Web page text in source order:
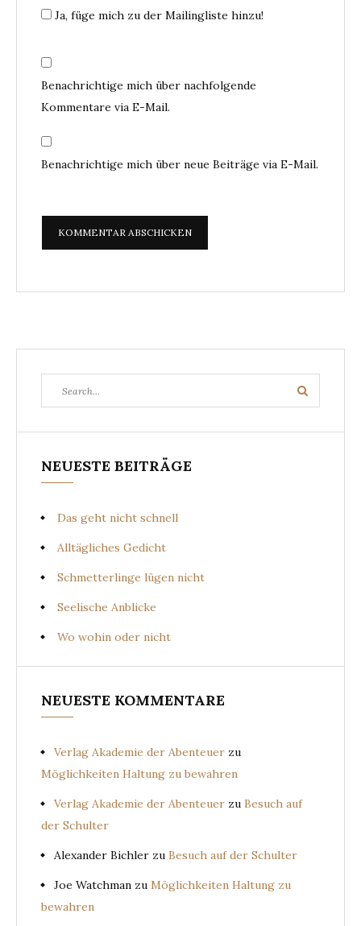
Ja, füge mich zu der Mailingliste hinzu!
Benachrichtige mich über nachfolgende
Kommentare via E-Mail.
Benachrichtige mich über neue Beiträge via E-Mail.
for:
Search
NEUESTE BEITRÄGE
Das geht nicht schnell
Alltägliches Gedicht
Schmetterlinge lügen nicht
Seelische Anblicke
Wo wohin oder nicht
NEUESTE KOMMENTARE
Verlag Akademie der Abenteuer zu
Möglichkeiten Haltung zu bewahren
Verlag Akademie der Abenteuer zu Besuch auf
der Schulter
Alexander Bichler zu Besuch auf der Schulter
Joe Watchman zu Möglichkeiten Haltung zu
bewahren